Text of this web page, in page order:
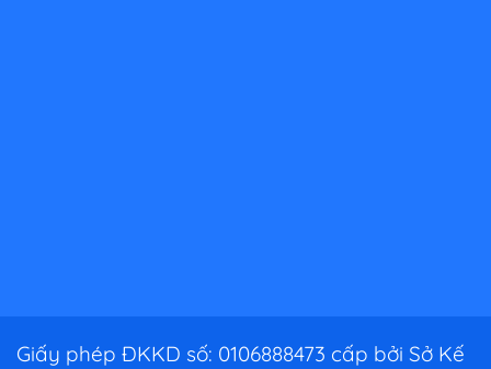
Giấy phép ĐKKD số: 0106888473 cấp bởi Sở Kế